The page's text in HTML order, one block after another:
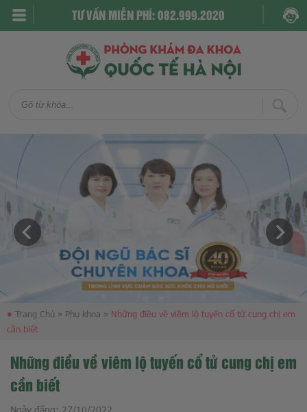
TƯ VẤN MIỄN PHÍ: 082.999.2020
● Trang Chủ » Phụ khoa » Những điều về viêm lộ tuyến cổ tử cung chị em
cần biết
Những điều về viêm lộ tuyến cổ tử cung chị em
cần biết